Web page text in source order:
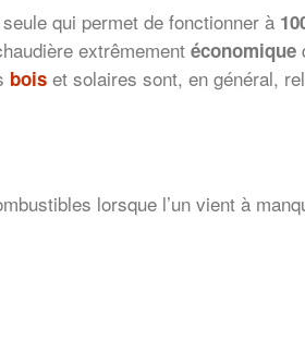
qui permet de fonctionner à
extrêmement économique
bois et solaires sont, en général,
lorsque l’un vient à